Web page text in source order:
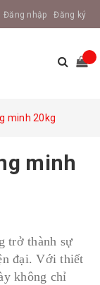
Đăng nhập Đăng ký
minh 20kg
minh
trở thành sự
đại. Với thiết
không chỉ